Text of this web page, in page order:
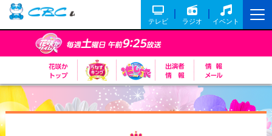
テレビ ラジオ イベント